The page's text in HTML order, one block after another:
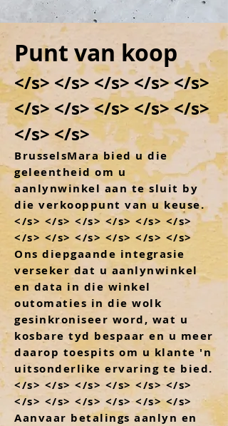
Punt van koop
</s> </s> </s> </s> </s>
</s> </s> </s> </s> </s>
</s> </s>
BrusselsMara bied u die
geleentheid om u
aanlynwinkel aan te sluit by
die verkooppunt van u keuse.
</s> </s> </s> </s> </s> </s>
</s> </s> </s> </s> </s> </s>
Ons diepgaande integrasie
verseker dat u aanlynwinkel
en data in die winkel
outomaties in die wolk
gesinkroniseer word, wat u
kosbare tyd bespaar en u meer
daarop toespits om u klante 'n
uitsonderlike ervaring te bied.
</s> </s> </s> </s> </s> </s>
</s> </s> </s> </s> </s> </s>
Aanvaar betalings aanlyn en